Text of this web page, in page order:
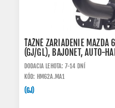
ŤAŽNÉ ZARIADENIE
(GJ/GL), BAJONET, AUTO-
DODACIA LEHOTA: 7-14 DNÍ
KÓD: HM62A.MA1
(GJ)